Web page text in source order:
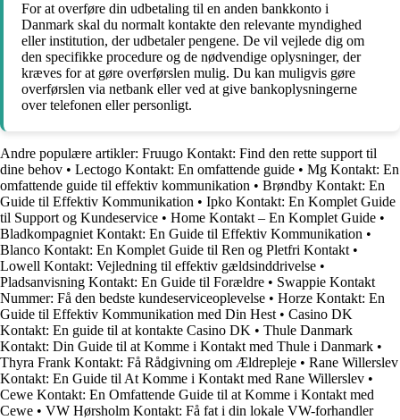
For at overføre din udbetaling til en anden bankkonto i
Danmark skal du normalt kontakte den relevante myndighed
eller institution, der udbetaler pengene. De vil vejlede dig om
den specifikke procedure og de nødvendige oplysninger, der
kræves for at gøre overførslen mulig. Du kan muligvis gøre
overførslen via netbank eller ved at give bankoplysningerne
over telefonen eller personligt.
Andre populære artikler: Fruugo Kontakt: Find den rette support til
dine behov • Lectogo Kontakt: En omfattende guide • Mg Kontakt: En
omfattende guide til effektiv kommunikation • Brøndby Kontakt: En
Guide til Effektiv Kommunikation • Ipko Kontakt: En Komplet Guide
til Support og Kundeservice • Home Kontakt – En Komplet Guide •
Bladkompagniet Kontakt: En Guide til Effektiv Kommunikation •
Blanco Kontakt: En Komplet Guide til Ren og Pletfri Kontakt•
Lowell Kontakt: Vejledning til effektiv gældsinddrivelse •
Pladsanvisning Kontakt: En Guide til Forældre • Swappie Kontakt
Nummer: Få den bedste kundeserviceoplevelse • Horze Kontakt: En
Guide til Effektiv Kommunikation med Din Hest• Casino DK
Kontakt: En guide til at kontakte Casino DK • Thule Danmark
Kontakt: Din Guide til at Komme i Kontakt med Thule i Danmark •
Thyra Frank Kontakt: Få Rådgivning om Ældrepleje • Rane Willerslev
Kontakt: En Guide til At Komme i Kontakt med Rane Willerslev •
Cewe Kontakt: En Omfattende Guide til at Komme i Kontakt med
Cewe • VW Hørsholm Kontakt: Få fat i din lokale VW-forhandler